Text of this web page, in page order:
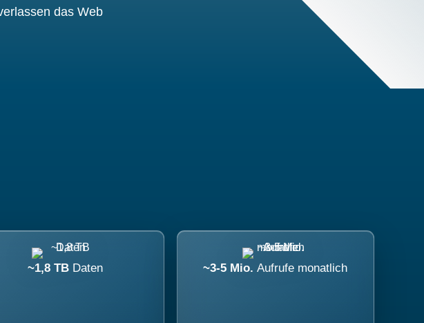
das Web
~1,8 TB Daten ~3-5 Mio.Aufrufe monatlich